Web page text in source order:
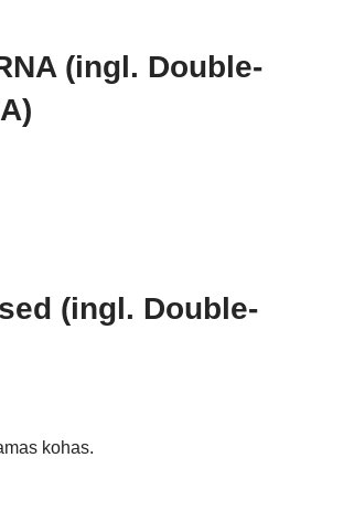
(ingl. Double-
(ingl. Double-
kohas.